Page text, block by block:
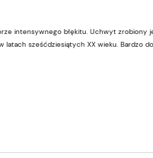
intensywnego błękitu. Uchwyt zrobiony
sześćdziesiątych XX wieku. Bardzo